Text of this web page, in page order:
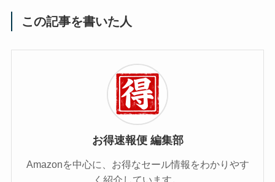
この記事を書いた人
お得速報便 編集部
Amazonを中心に、お得なセール情報をわかりやす
く紹介しています。